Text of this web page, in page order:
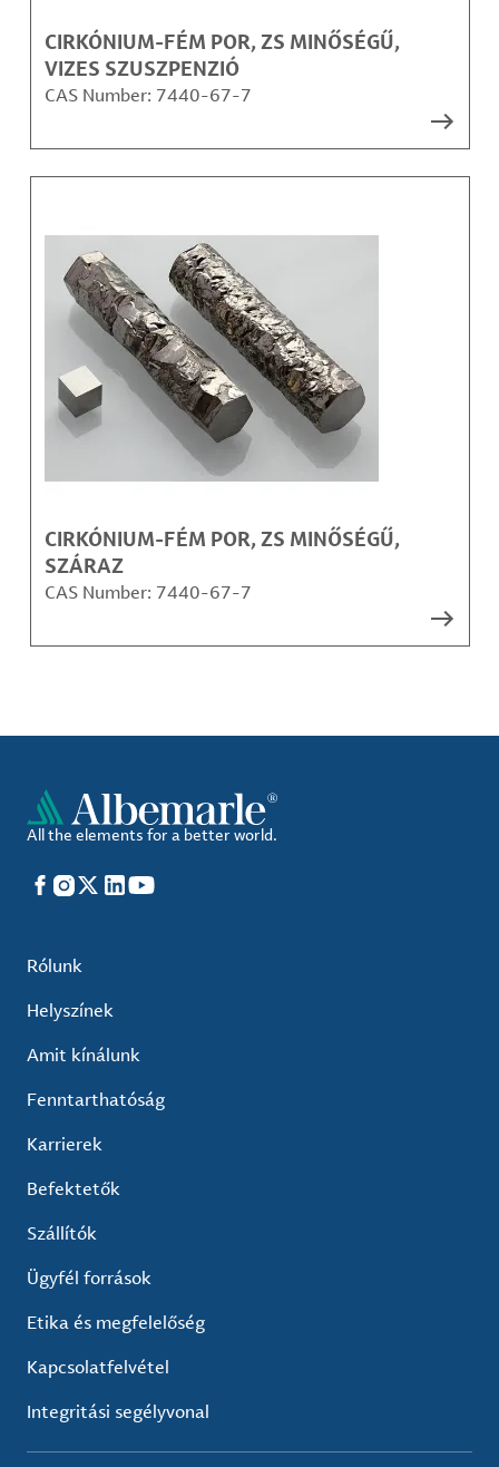
CIRKÓNIUM-FÉM POR, ZS MINŐSÉGŰ,
VIZES SZUSZPENZIÓ
CAS Number: 7440-67-7
CIRKÓNIUM-FÉM POR, ZS MINŐSÉGŰ,
SZÁRAZ
CAS Number: 7440-67-7
All the elements for a better world.
Facebook
Instagram
X LinkedIn
YouTube
Rólunk
Helyszínek
Amit kínálunk
Fenntarthatóság
Karrierek
Befektetők
Szállítók
Ügyfél források
Etika és megfelelőség
Kapcsolatfelvétel
Integritási segélyvonal